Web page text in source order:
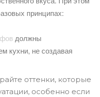
принципах:
должны
кухни, не создавая
оттенки, которые
особенно если